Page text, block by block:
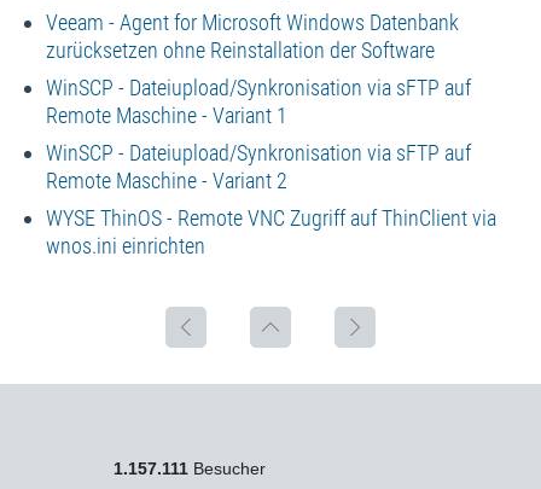
Veeam - Agent for Microsoft Windows Datenbank
zurücksetzen ohne Reinstallation der Software
WinSCP - Dateiupload/Synkronisation via sFTP auf
Remote Maschine - Variant 1
WinSCP - Dateiupload/Synkronisation via sFTP auf
Remote Maschine - Variant 2
WYSE ThinOS - Remote VNC Zugriff auf ThinClient via
wnos.ini einrichten
1.157.111 Besucher